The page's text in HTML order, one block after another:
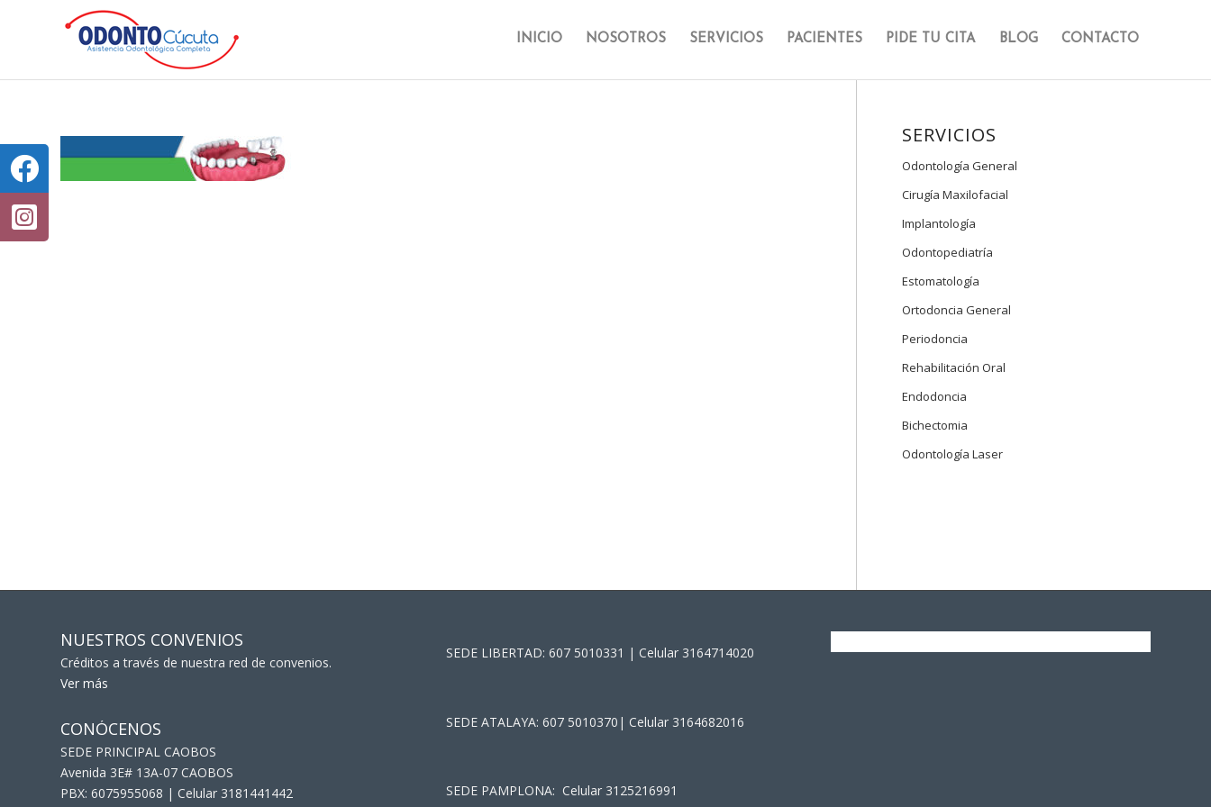
INICIO NOSOTROS SERVICIOS PACIENTES PIDE TU CITA BLOG CONTACTO
SERVICIOS
Odontología General
Cirugía Maxilofacial
Implantología
Odontopediatría
Estomatología
Ortodoncia General
Periodoncia
Rehabilitación Oral
Endodoncia
Bichectomia
Odontología Laser
NUESTROS CONVENIOS
Créditos a través de nuestra red de convenios.
Ver más
CONÓCENOS
SEDE PRINCIPAL CAOBOS
Avenida 3E# 13A-07 CAOBOS
PBX: 6075955068 | Celular 3181441442
SEDE LIBERTAD: 607 5010331 | Celular 3164714020
SEDE ATALAYA: 607 5010370| Celular 3164682016
SEDE PAMPLONA: Celular 3125216991